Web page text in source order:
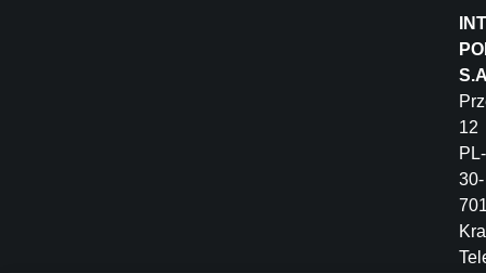
12
PL-
30-